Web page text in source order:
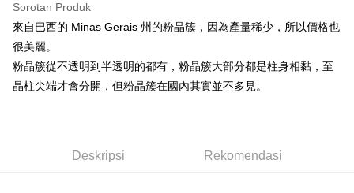
NT$80/pesanan | Penghantaran percuma untuk pesanan
NT$3,000 atau lebih
7-11取貨付款
賣家宅配幫您送（台灣）
Sorotan Produk
來自巴西的 Minas Gerais 州的粉晶簇，因為產量稀少，所以價格也
很美麗。
粉晶簇從不透明到半透明的都有，粉晶簇大部分都是柱身相黏，至
晶柱尖端才會分開，但粉晶簇在國內其實並不多見。
Deskripsi Rekomendasi